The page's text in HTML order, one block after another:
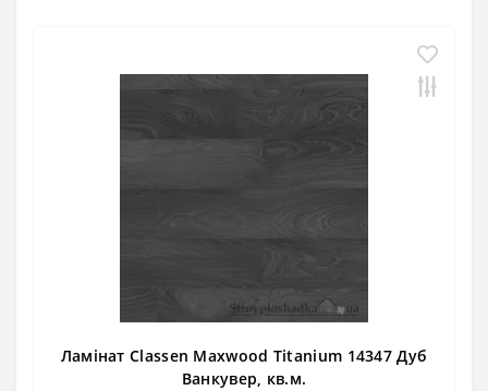
Ламінат Classen Maxwood Titanium 14347 Дуб
Ванкувер, кв.м.